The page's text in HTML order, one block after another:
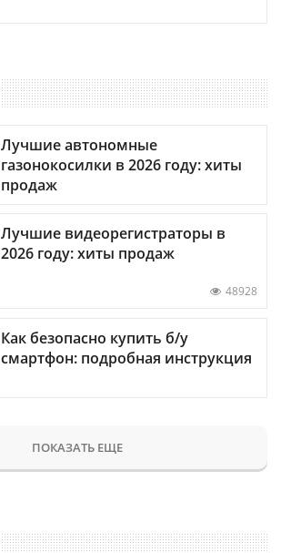
Лучшие автономные
газонокосилки в 2026 году: хиты
продаж
Лучшие видеорегистраторы в
2026 году: хиты продаж
48928
Как безопасно купить б/у
смартфон: подробная инструкция
ПОКАЗАТЬ ЕЩЕ